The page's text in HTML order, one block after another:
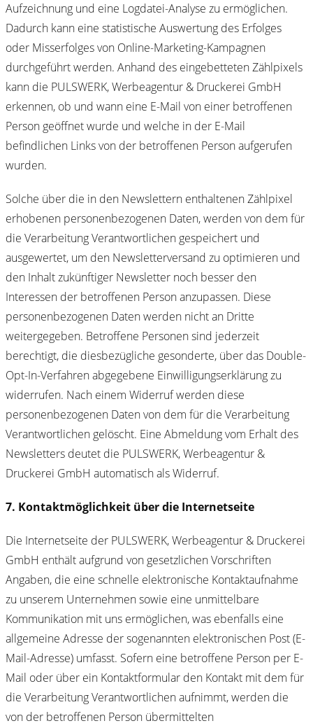
Aufzeichnung und eine Logdatei-Analyse zu ermöglichen.
Dadurch kann eine statistische Auswertung des Erfolges
oder Misserfolges von Online-Marketing-Kampagnen
durchgeführt werden. Anhand des eingebetteten Zählpixels
kann die PULSWERK, Werbeagentur & Druckerei GmbH
erkennen, ob und wann eine E-Mail von einer betroffenen
Person geöffnet wurde und welche in der E-Mail
befindlichen Links von der betroffenen Person aufgerufen
wurden.
Solche über die in den Newslettern enthaltenen Zählpixel
erhobenen personenbezogenen Daten, werden von dem für
die Verarbeitung Verantwortlichen gespeichert und
ausgewertet, um den Newsletterversand zu optimieren und
den Inhalt zukünftiger Newsletter noch besser den
Interessen der betroffenen Person anzupassen. Diese
personenbezogenen Daten werden nicht an Dritte
weitergegeben. Betroffene Personen sind jederzeit
berechtigt, die diesbezügliche gesonderte, über das Double-
Opt-In-Verfahren abgegebene Einwilligungserklärung zu
widerrufen. Nach einem Widerruf werden diese
personenbezogenen Daten von dem für die Verarbeitung
Verantwortlichen gelöscht. Eine Abmeldung vom Erhalt des
Newsletters deutet die PULSWERK, Werbeagentur &
Druckerei GmbH automatisch als Widerruf.
7. Kontaktmöglichkeit über die Internetseite
Die Internetseite der PULSWERK, Werbeagentur & Druckerei
GmbH enthält aufgrund von gesetzlichen Vorschriften
Angaben, die eine schnelle elektronische Kontaktaufnahme
zu unserem Unternehmen sowie eine unmittelbare
Kommunikation mit uns ermöglichen, was ebenfalls eine
allgemeine Adresse der sogenannten elektronischen Post (E-
Mail-Adresse) umfasst. Sofern eine betroffene Person per E-
Mail oder über ein Kontaktformular den Kontakt mit dem für
die Verarbeitung Verantwortlichen aufnimmt, werden die
von der betroffenen Person übermittelten